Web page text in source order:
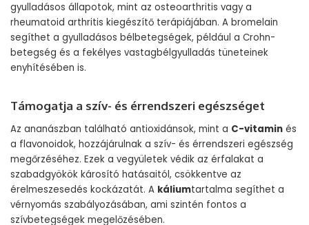
gyulladásos állapotok, mint az osteoarthritis vagy a
rheumatoid arthritis kiegészítő terápiájában. A bromelain
segíthet a gyulladásos bélbetegségek, például a Crohn-
betegség és a fekélyes vastagbélgyulladás tüneteinek
enyhítésében is.
Támogatja a szív- és érrendszeri egészséget
Az ananászban található antioxidánsok, mint a C-vitamin és
a flavonoidok, hozzájárulnak a szív- és érrendszeri egészség
megőrzéséhez. Ezek a vegyületek védik az érfalakat a
szabadgyökök károsító hatásaitól, csökkentve az
érelmeszesedés kockázatát. A káliumtartalma segíthet a
vérnyomás szabályozásában, ami szintén fontos a
szívbetegségek megelőzésében.